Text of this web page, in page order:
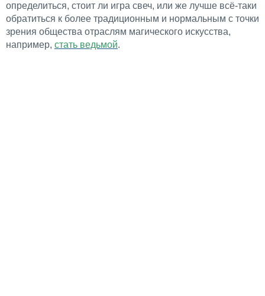
определиться, стоит ли игра свеч, или же лучше всё-таки
обратиться к более традиционным и нормальным с точки
зрения общества отраслям магического искусства,
например, стать ведьмой.